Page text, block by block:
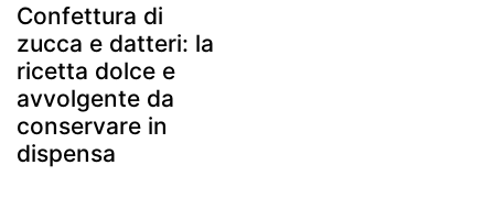
Confettura di
zucca e datteri: la
ricetta dolce e
avvolgente da
conservare in
dispensa